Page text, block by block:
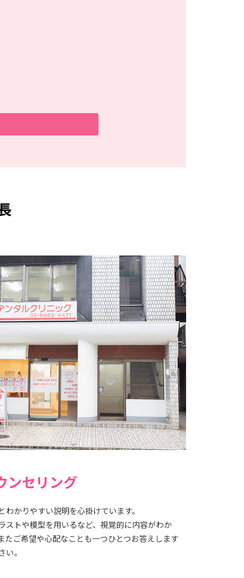
ンセリング
かりやすい説明を心掛けています。
ストや模型を用いるなど、視覚的に内容がわか
たご希望や心配なことも一つひとつお答えします
。